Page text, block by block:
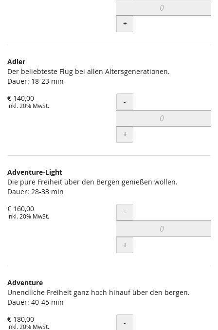
+
Adler
Der beliebteste Flug bei allen Altersgenerationen.
Dauer: 18-23 min
€ 140,00
inkl. 20% MwSt. Menge
-
+
Adventure-Light
Die pure Freiheit über den Bergen genießen wollen.
Dauer: 28-33 min
€ 160,00
inkl. 20% MwSt. Menge
-
+
Adventure
Unendliche Freiheit ganz hoch hinauf über den bergen.
Dauer: 40-45 min
€ 180,00
inkl. 20% MwSt. Menge
-